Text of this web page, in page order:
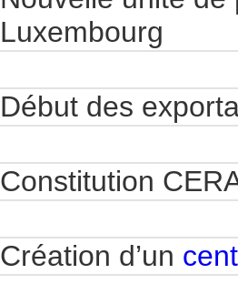
Luxembourg
Début des
Constitution
Création d’un